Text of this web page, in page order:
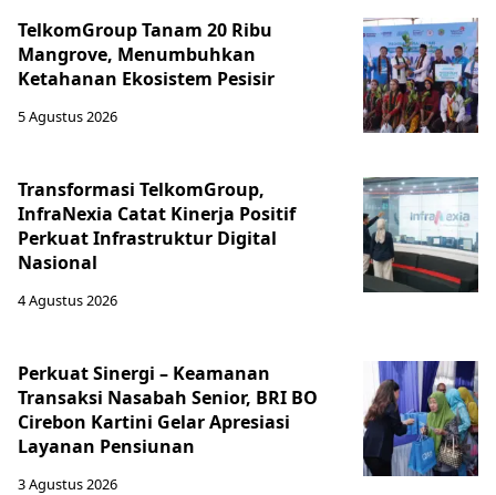
TelkomGroup Tanam 20 Ribu
Mangrove, Menumbuhkan
Ketahanan Ekosistem Pesisir
5 Agustus 2026
Transformasi TelkomGroup,
InfraNexia Catat Kinerja Positif
Perkuat Infrastruktur Digital
Nasional
4 Agustus 2026
Perkuat Sinergi – Keamanan
Transaksi Nasabah Senior, BRI BO
Cirebon Kartini Gelar Apresiasi
Layanan Pensiunan
3 Agustus 2026